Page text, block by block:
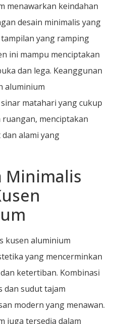
menawarkan keindahan
desain minimalis yang
yang ramping
ini mampu menciptakan
dan lega. Keanggunan
aluminium
matahari yang cukup
ruangan, menciptakan
alami yang
Minimalis
kusen aluminium
yang mencerminkan
ketertiban. Kombinasi
dan sudut tajam
modern yang menawan.
juga tersedia dalam